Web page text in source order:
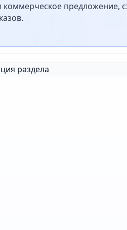
предложение,